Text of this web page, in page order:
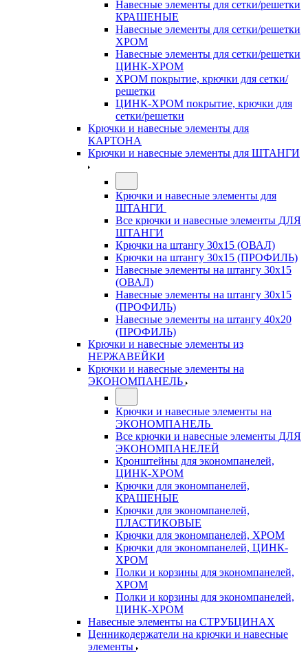
Навесные элементы для сетки/решетки
КРАШЕНЫЕ
Навесные элементы для сетки/решетки
ХРОМ
Навесные элементы для сетки/решетки
ЦИНК-ХРОМ
ХРОМ покрытие, крючки для сетки/
решетки
ЦИНК-ХРОМ покрытие, крючки для
сетки/решетки
Крючки и навесные элементы для
КАРТОНА
Крючки и навесные элементы для ШТАНГИ
Крючки и навесные элементы для
ШТАНГИ
Все крючки и навесные элементы ДЛЯ
ШТАНГИ
Крючки на штангу 30х15 (ОВАЛ)
Крючки на штангу 30х15 (ПРОФИЛЬ)
Навесные элементы на штангу 30х15
(ОВАЛ)
Навесные элементы на штангу 30х15
(ПРОФИЛЬ)
Навесные элементы на штангу 40х20
(ПРОФИЛЬ)
Крючки и навесные элементы из
НЕРЖАВЕЙКИ
Крючки и навесные элементы на
ЭКОНОМПАНЕЛЬ
Крючки и навесные элементы на
ЭКОНОМПАНЕЛЬ
Все крючки и навесные элементы ДЛЯ
ЭКОНОМПАНЕЛЕЙ
Кронштейны для экономпанелей,
ЦИНК-ХРОМ
Крючки для экономпанелей,
КРАШЕНЫЕ
Крючки для экономпанелей,
ПЛАСТИКОВЫЕ
Крючки для экономпанелей, ХРОМ
Крючки для экономпанелей, ЦИНК-
ХРОМ
Полки и корзины для экономпанелей,
ХРОМ
Полки и корзины для экономпанелей,
ЦИНК-ХРОМ
Навесные элементы на СТРУБЦИНАХ
Ценникодержатели на крючки и навесные
элементы